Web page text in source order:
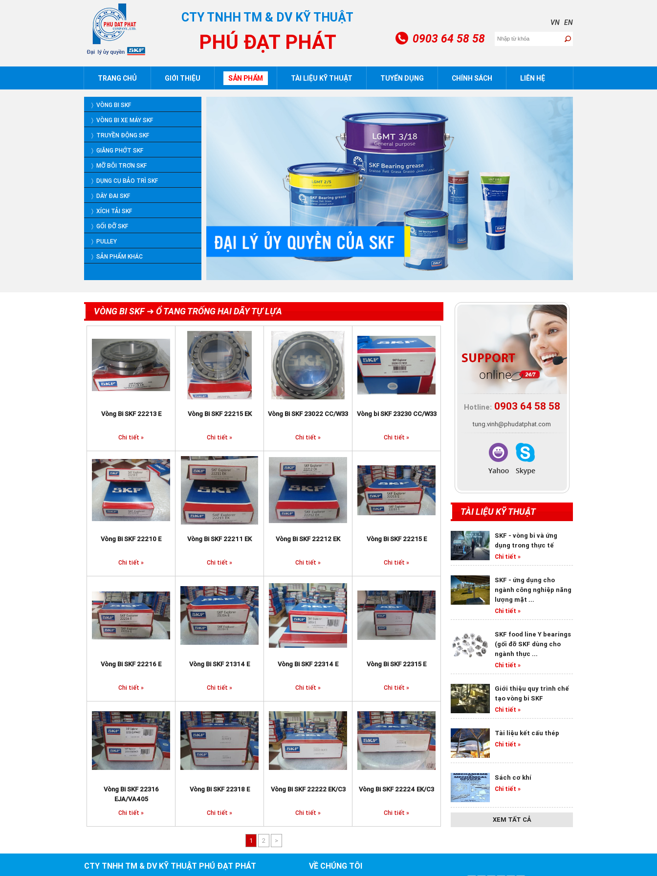
CTY TNHH TM & DV KỸ THUẬT
PHÚ ĐẠT PHÁT
VN EN
0903 64 58 58
TRANG CHỦ GIỚI THIỆU SẢN PHẨM TÀI LIỆU KỸ THUẬT TUYỂN DỤNG CHÍNH SÁCH LIÊN HỆ
〉 VÒNG BI SKF
〉 VÒNG BI XE MÁY SKF
〉 TRUYỀN ĐỘNG SKF
〉 GIĂNG PHỚT SKF
〉 MỠ BÔI TRƠN SKF
〉 DỤNG CỤ BẢO TRÌ SKF
〉 DÂY ĐAI SKF
〉 XÍCH TẢI SKF
〉 GỐI ĐỠ SKF
〉 PULLEY
〉 SẢN PHẨM KHÁC
VÒNG BI SKF ➜ Ổ TANG TRỐNG HAI DÃY TỰ LỰA
Vòng Bi SKF 22213 E
Chi tiết »
Vòng Bi SKF 22215 EK
Chi tiết »
Vòng Bi SKF 23022 CC/W33
Chi tiết »
Vòng bi SKF 23230 CC/W33
Chi tiết »
Vòng Bi SKF 22210 E
Chi tiết »
Vòng Bi SKF 22211 EK
Chi tiết »
Vòng Bi SKF 22212 EK
Chi tiết »
Vòng Bi SKF 22215 E
Chi tiết »
Vòng Bi SKF 22216 E
Chi tiết »
Vòng Bi SKF 21314 E
Chi tiết »
Vòng Bi SKF 22314 E
Chi tiết »
Vòng Bi SKF 22315 E
Chi tiết »
Vòng Bi SKF 22316
EJA/VA405
Chi tiết »
Vòng Bi SKF 22318 E
Chi tiết »
Vòng Bi SKF 22222 EK/C3
Chi tiết »
Vòng Bi SKF 22224 EK/C3
Chi tiết »
1 2 >
Hotline: 0903 64 58 58
tung.vinh@phudatphat.com
TÀI LIỆU KỸ THUẬT
SKF - vòng bi và ứng
dụng trong thực tế
Chi tiết »
SKF - ứng dụng cho
ngành công nghiệp năng
lượng mặt ...
Chi tiết »
SKF food line Y bearings
(gối đỡ SKF dùng cho
ngành thực ...
Chi tiết »
Giới thiệu quy trình chế
tạo vòng bi SKF
Chi tiết »
Tài liệu kết cấu thép
Chi tiết »
Sách cơ khí
Chi tiết »
XEM TẤT CẢ
CTY TNHH TM & DV KỸ THUẬT PHÚ ĐẠT PHÁT VỀ CHÚNG TÔI